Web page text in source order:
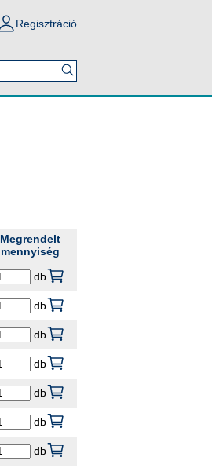
Regisztráció
Megrendelt
mennyiség
db
db
db
db
db
db
db